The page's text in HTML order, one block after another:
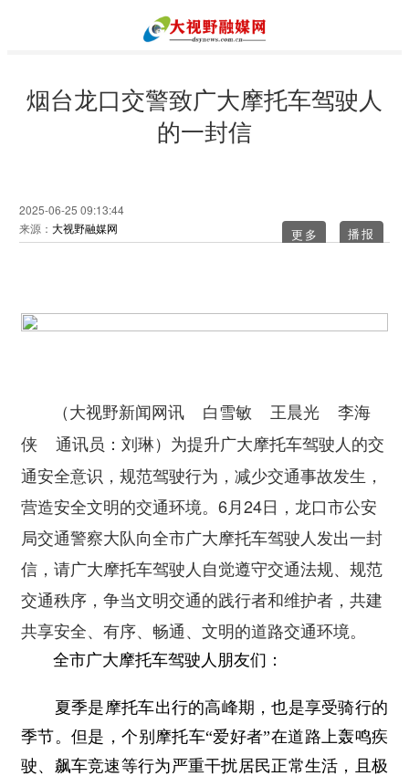
烟台龙口交警致广大摩托车驾驶人
的一封信
2025-06-25 09:13:44
来源： 大视野融媒网 更多
（大视野新闻网讯 白雪敏 王晨光 李海
侠 通讯员：刘琳） 为提升广大摩托车驾驶人的交
通安全意识，规范驾驶行为，减少交通事故发生，
营造安全文明的交通环境。6月24日，龙口市公安
局交通警察大队向全市广大摩托车驾驶人发出一封
信，请广大摩托车驾驶人自觉遵守交通法规、规范
交通秩序，争当文明交通的践行者和维护者，共建
共享安全、有序、畅通、文明的道路交通环境。
全市广大摩托车驾驶人朋友们：
夏季是摩托车出行的高峰期，也是享受骑行的
季节。但是，个别摩托车“爱好者”在道路上轰鸣疾
驶、飙车竞速等行为严重干扰居民正常生活，且极